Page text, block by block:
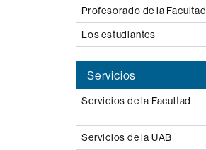
Profesorado de la Facultad
Los estudiantes
Servicios
Servicios de la Facultad
Servicios de la UAB